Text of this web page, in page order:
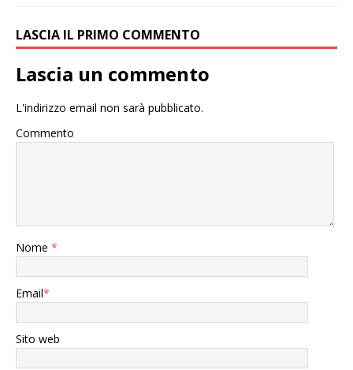
LASCIA IL PRIMO COMMENTO
Lascia un commento
L'indirizzo email non sarà pubblicato.
Commento
Nome *
Email*
Sito web